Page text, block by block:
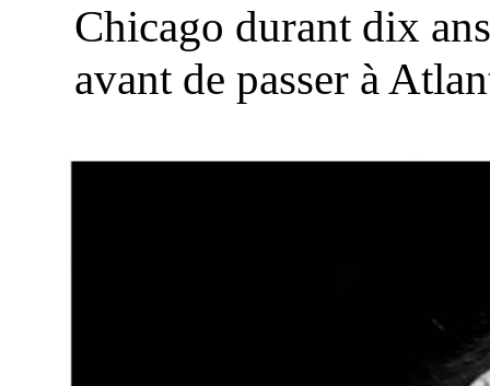
Chicago durant dix ans
avant de passer à